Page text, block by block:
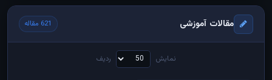
مقالات آموزشی 621 مقاله
نمایش ردیف